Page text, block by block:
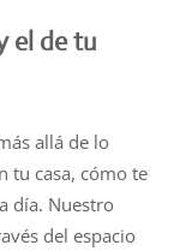
el de tu
allá de lo
tu casa, cómo te
día. Nuestro
del espacio